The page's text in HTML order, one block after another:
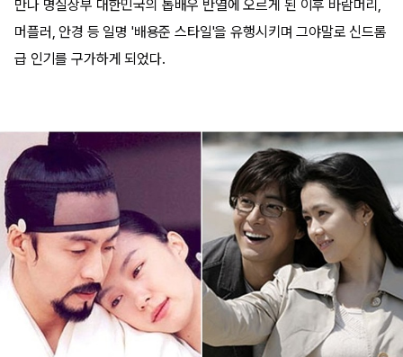
만나 명실상부 대한민국의 톱배우 반열에 오르게 된 이후 바람머리,
머플러, 안경 등 일명 '배용준 스타일'을 유행시키며 그야말로 신드롬
급 인기를 구가하게 되었다.